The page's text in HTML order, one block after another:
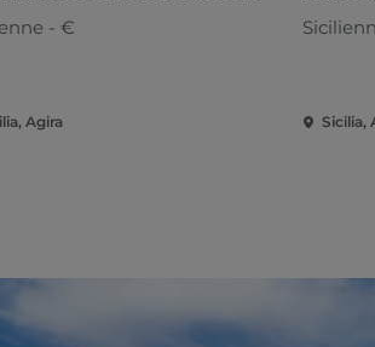
- €
Agira Sicilia,